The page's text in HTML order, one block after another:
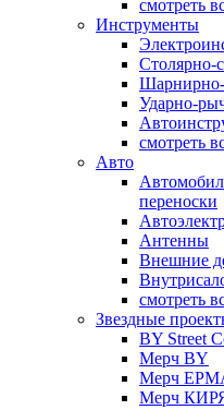
смотреть
Инструменты
Столярно-
Шарнирно-
Ударно-
смотреть
Авто
переноски
Антенны
Внешние
смотреть
Звездные
BY Street
Мерч BY
Мерч
Мерч